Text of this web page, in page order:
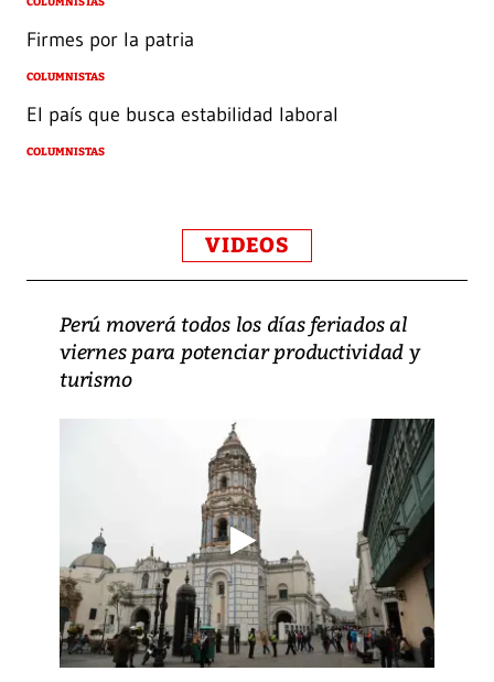
COLUMNISTAS
Firmes por la patria
COLUMNISTAS
El país que busca estabilidad laboral
COLUMNISTAS
VIDEOS
Perú moverá todos los días feriados al
viernes para potenciar productividad y
turismo